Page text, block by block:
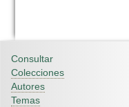
Consultar
Colecciones
Autores
Temas